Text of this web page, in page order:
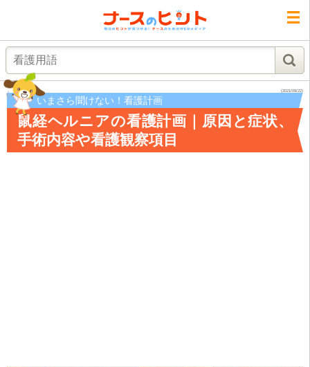
(2021/09/22)
いまさら聞けない！看護計画
鼠経ヘルニアの看護計画｜原因と症状、
手術内容や看護観察項目